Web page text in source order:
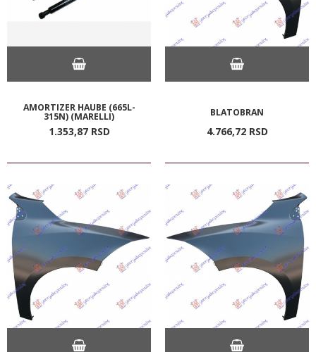
AMORTIZER HAUBE (665L-
315N) (MARELLI)
1.353,87 RSD
BLATOBRAN
4.766,72 RSD